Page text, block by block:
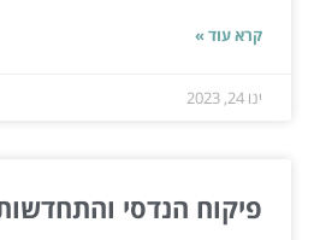
קרא עוד »
ינו 24, 2023
פיקוח הנדסי